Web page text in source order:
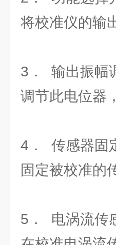
将校准仪的输
3． 输出振幅
调节此电位器
4． 传感器固
固定被校准的
5． 电涡流传